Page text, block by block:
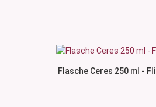
Flasche Ceres 250 ml -